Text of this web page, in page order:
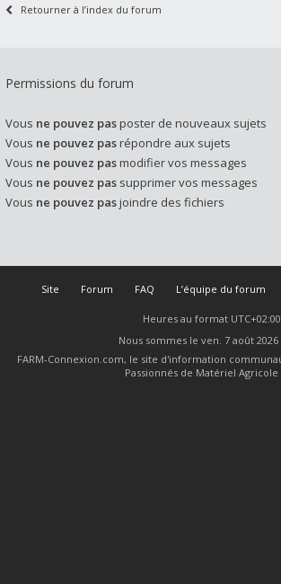
Retourner à l’index du forum
Permissions du forum
Vous ne pouvez pasposter de nouveaux sujets
Vous ne pouvez pasrépondre aux sujets
Vous ne pouvez pasmodifier vos messages
Vous ne pouvez pas supprimer vos messages
Vous ne pouvez pasjoindre des fichiers
Site Forum FAQ L’équipe du forum
Heures au format UTC+02:00
Nous sommes le ven. 7 août 2026
FARM-Connexion.com, le site d'information
Passionnés de Matériel Agricole